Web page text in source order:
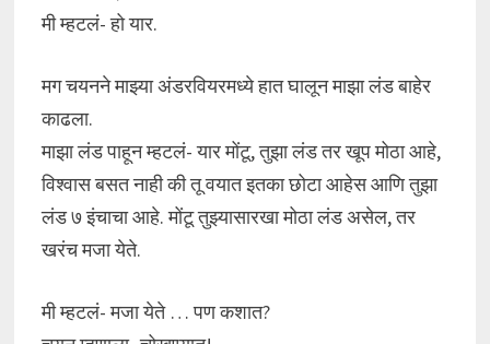
मी म्हटलं- हो यार.
मग चयनने माझ्या अंडरवियरमध्ये हात घालून माझा लंड बाहेर
काढला.
माझा लंड पाहून म्हटलं- यार मोंटू, तुझा लंड तर खूप मोठा आहे,
विश्वास बसत नाही की तू वयात इतका छोटा आहेस आणि तुझा
लंड ७ इंचाचा आहे. मोंटू तुझ्यासारखा मोठा लंड असेल, तर
खरंच मजा येते.
मी म्हटलं- मजा येते … पण कशात?